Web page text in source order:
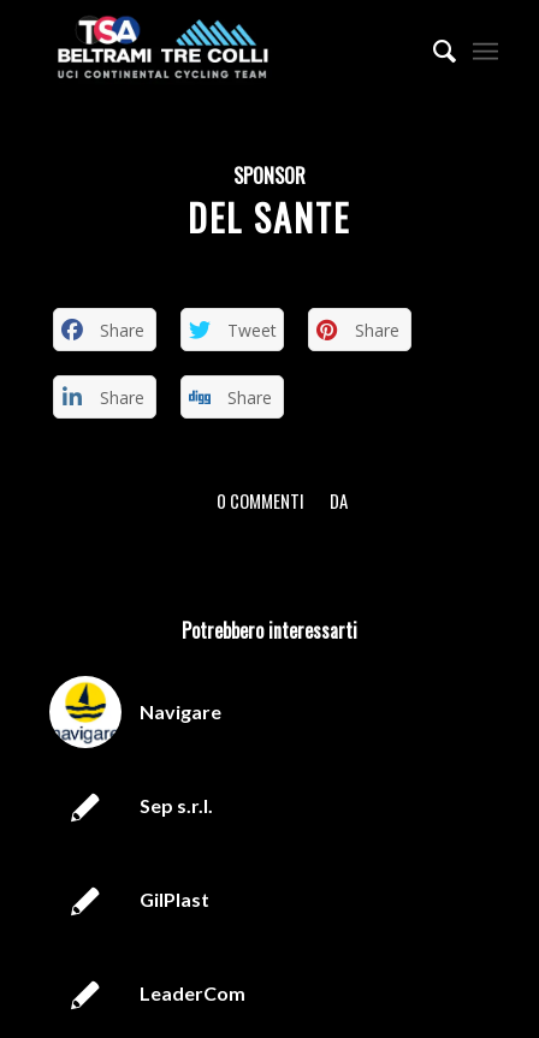
SPONSOR
DEL SANTE
Share Tweet Share
Share Share
0 COMMENTI
/ DA
Potrebbero interessarti
Navigare
Sep s.r.l.
GilPlast
LeaderCom